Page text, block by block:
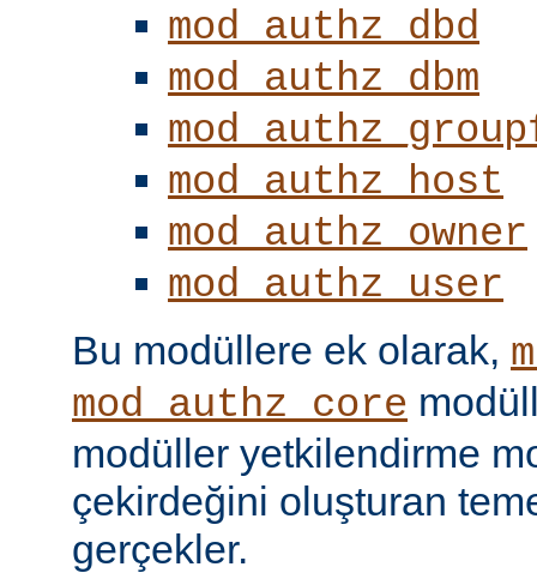
mod_authz_dbd
mod_authz_dbm
mod_authz_host
mod_authz_owner
mod_authz_user
Bu modüllere ek olarak,
mod_authz_core
modüller yetkilendirme
çekirdeğini oluşturan
gerçekler.